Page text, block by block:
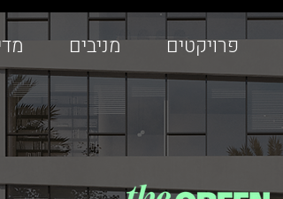
פרויקטים מניבים